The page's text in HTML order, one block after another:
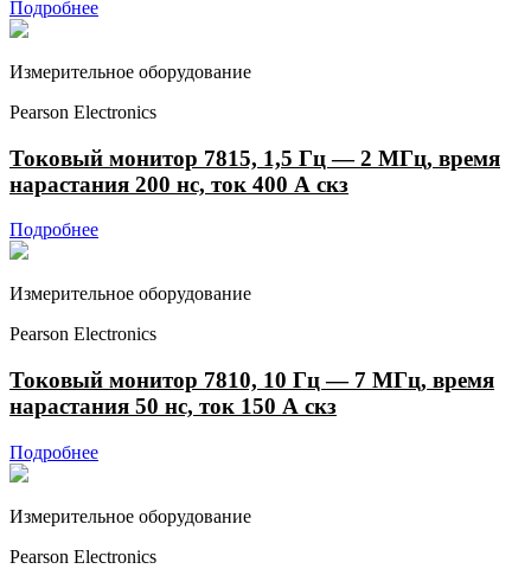
Подробнее
Измерительное оборудование
Pearson Electronics
Токовый монитор 7815, 1,5 Гц — 2 МГц, время
нарастания 200 нс, ток 400 А скз
Подробнее
Измерительное оборудование
Pearson Electronics
Токовый монитор 7810, 10 Гц — 7 МГц, время
нарастания 50 нс, ток 150 А скз
Подробнее
Измерительное оборудование
Pearson Electronics